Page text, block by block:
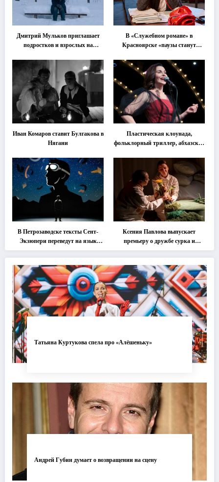
Дмитрий Мульков приглашает
подростков и взрослых на
В «Служебном романе» в
Красноярске «паузы станут
Иван Комаров ставит Булгакова в
Нягани
Пластическая клоунада,
фольклорный триллер, абхазская
втором этапе фестиваля
«Монокль»
В Петрозаводске тексты Сент-
Экзюпери переведут на язык
современной хореографии
Ксения Павлова выпускает
премьеру о дружбе сурка и
одуванчика
Татьяна Куртукова спела про «Алёшеньку»
Андрей Губин думает о возвращении на сцену